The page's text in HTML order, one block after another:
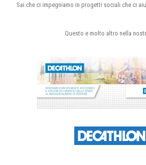
Sai che ci impegniamo in progetti sociali che ci
Questo e molto altro nella